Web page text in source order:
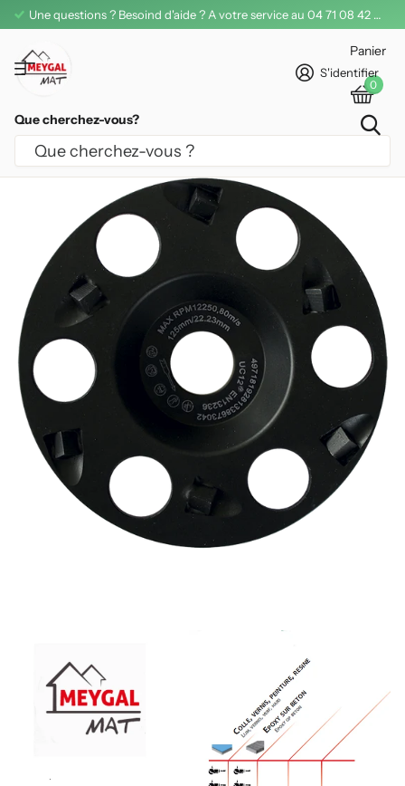
Une questions ? Besoind d'aide ? A votre service au 04 71 08 42 11
Que cherchez-vous?
S'identifier
Panier
0
PLATEAU DIAMANTÉ POLYCRISTALLIN
LEMAN